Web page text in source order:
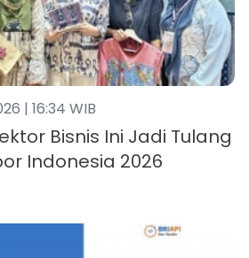
| 16:34 WIB
Bisnis Ini Jadi Tulang
Indonesia 2026